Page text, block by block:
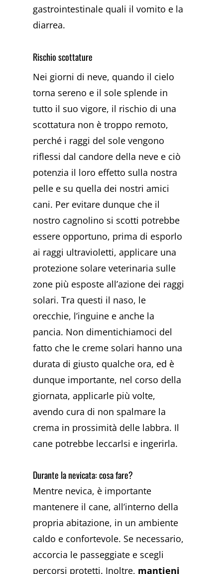
gastrointestinale quali il vomito e la
diarrea.
Rischio scottature
Nei giorni di neve, quando il cielo
torna sereno e il sole splende in
tutto il suo vigore, il rischio di una
scottatura non è troppo remoto,
perché i raggi del sole vengono
riflessi dal candore della neve e ciò
potenzia il loro effetto sulla nostra
pelle e su quella dei nostri amici
cani. Per evitare dunque che il
nostro cagnolino si scotti potrebbe
essere opportuno, prima di esporlo
ai raggi ultravioletti, applicare una
protezione solare veterinaria sulle
zone più esposte all’azione dei raggi
solari. Tra questi il naso, le
orecchie, l’inguine e anche la
pancia. Non dimentichiamoci del
fatto che le creme solari hanno una
durata di giusto qualche ora, ed è
dunque importante, nel corso della
giornata, applicarle più volte,
avendo cura di non spalmare la
crema in prossimità delle labbra. Il
cane potrebbe leccarlsi e ingerirla.
Durante la nevicata: cosa fare?
Mentre nevica, è importante
mantenere il cane, all’interno della
propria abitazione, in un ambiente
caldo e confortevole. Se necessario,
accorcia le passeggiate e scegli
percorsi protetti. Inoltre, mantieni